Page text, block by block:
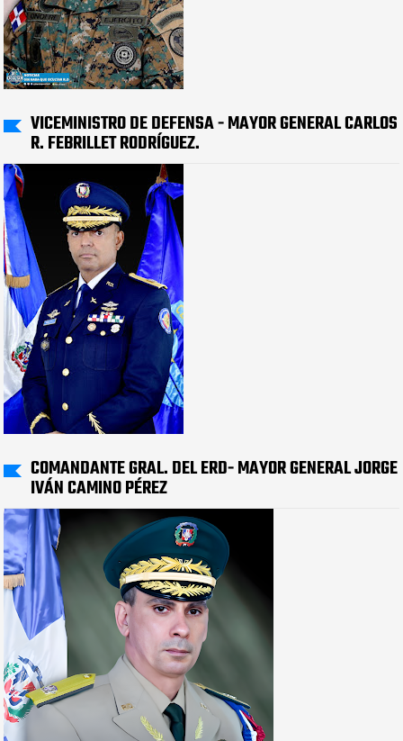
VICEMINISTRO DE DEFENSA - MAYOR GENERAL CARLOS
R. FEBRILLET RODRÍGUEZ.
COMANDANTE GRAL. DEL ERD- MAYOR GENERAL JORGE
IVÁN CAMINO PÉREZ